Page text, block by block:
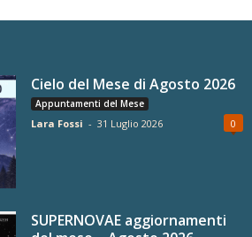
Cielo del Mese di Agosto 2026
Appuntamenti del Mese
Lara Fossi - 31 Luglio 2026 0
SUPERNOVAE aggiornamenti